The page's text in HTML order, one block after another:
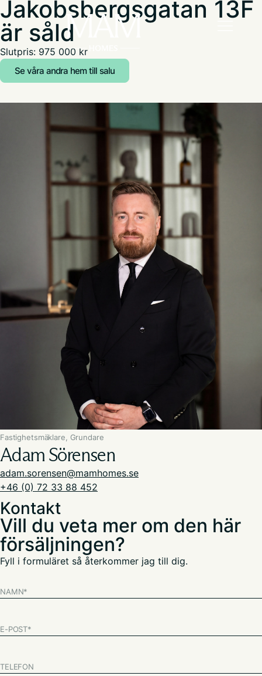
Jakobsbergsgatan 13F
är såld
Slutpris: 975 000 kr
Se våra andra hem till salu
Fastighetsmäklare, Grundare
Adam Sörensen
adam.sorensen@mamhomes.se
+46 (0) 72 33 88 452
Kontakt
Vill du veta mer om den här
försäljningen?
Fyll i formuläret så återkommer jag till dig.
NAMN*
E-POST*
TELEFON